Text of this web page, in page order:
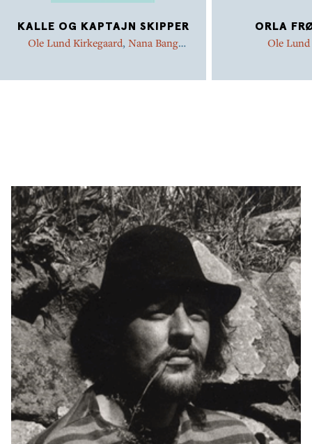
KALLE OG KAPTAJN SKIPPER
Ole Lund Kirkegaard, Nana Bang
ORLA
Ole